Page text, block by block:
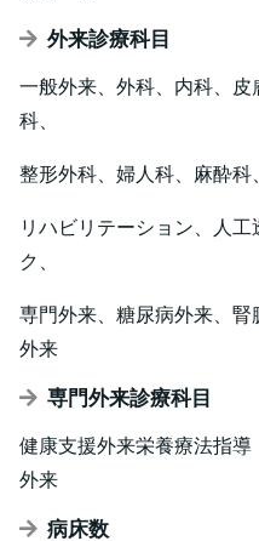
外来診療科目
一般外来、外科、内科、
科、
整形外科、婦人科、麻酔科
リハビリテーション、人
ク、
専門外来、糖尿病外来、
外来
専門外来診療科目
健康支援外来栄養療法指
外来
病床数